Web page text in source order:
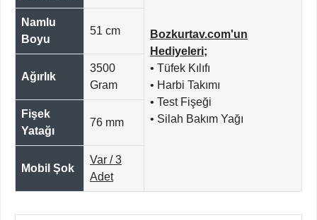
Bozkurtav.com'un
Hediyeleri;
• Tüfek Kılıfı
• Harbi Takımı
• Test Fişeği
• Silah Bakım Yağı
Namlu
Boyu
51 cm
Ağırlık
3500
Gram
Fişek
Yatağı
76 mm
Mobil Şok
Var / 3
Adet